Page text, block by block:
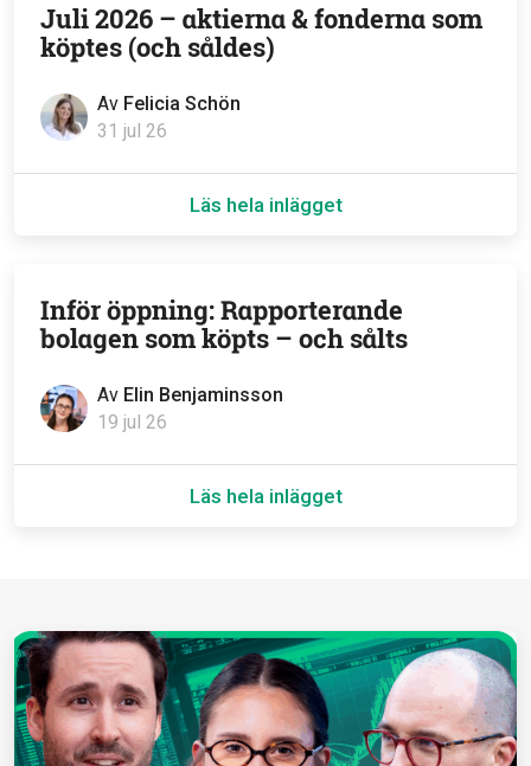
Av Felicia Schön
31 jul 26
Juli 2026 – aktierna & fonderna som
köptes (och såldes)
Läs hela inlägget
Av Elin Benjaminsson
19 jul 26
Inför öppning: Rapporterande
bolagen som köpts – och sålts
Läs hela inlägget